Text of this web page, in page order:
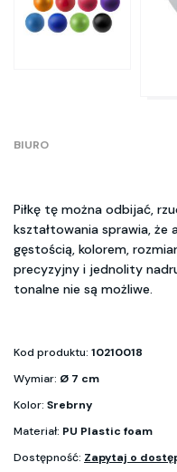
BIURO
Piłkę tę można odbijać,
kształtowania sprawia, że
gęstością, kolorem,
precyzyjny i jednolity
tonalne nie są możliwe.
Kod produktu: 10210018
Wymiar: Ø 7 cm
Kolor: Srebrny
Materiał: PU Plastic foam
Dostępność: Zapytaj o